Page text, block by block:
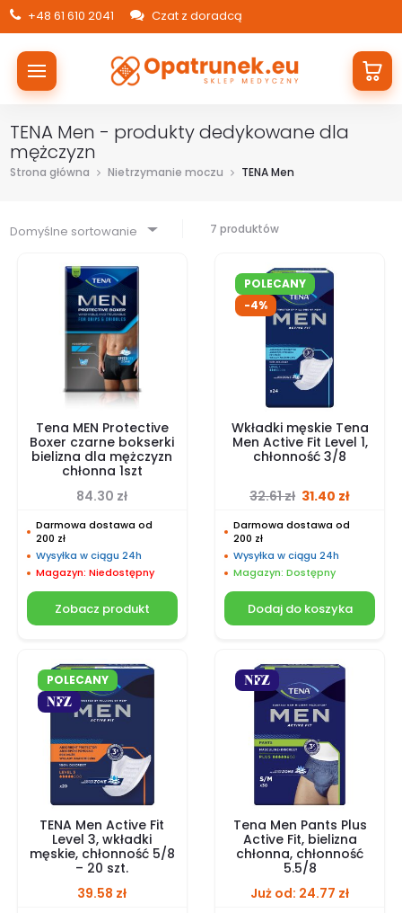
+48 61 610 2041 Czat z doradcą
TENA Men - produkty dedykowane dla
mężczyzn
Strona główna Nietrzymanie moczu TENA Men
Domyślne sortowanie 7 produktów
Tena MEN Protective
Boxer czarne bokserki
bielizna dla mężczyzn
chłonna 1szt
84.30 zł
Darmowa dostawa od
200 zł
Wysyłka w ciągu 24h
Magazyn: Niedostępny
Zobacz produkt
POLECANY
-4%
Wkładki męskie Tena
Men Active Fit Level 1,
chłonność 3/8
32.61zł Original price
31.40 złCurrent
Darmowa dostawa od
200 zł
Wysyłka w ciągu 24h
Magazyn: Dostępny
Dodaj do koszyka
POLECANY
TENA Men Active Fit
Level 3, wkładki
męskie, chłonność 5/8
– 20 szt.
39.58 zł
Tena Men Pants Plus
Active Fit, bielizna
chłonna, chłonność
5.5/8
Już od: 24.77 zł